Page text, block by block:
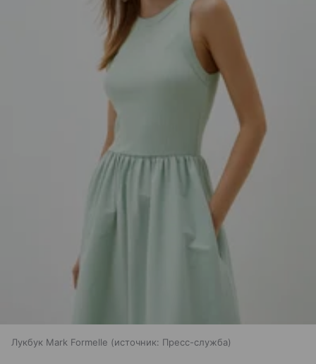
Лукбук Mark Formelle источник: Пресс-служба